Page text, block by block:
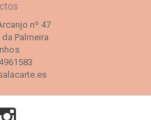
nº 47
Palmeira